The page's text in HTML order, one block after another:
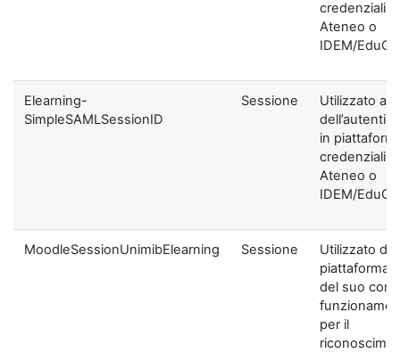
credenziali di
Ateneo o
IDEM/
Elearning-
SimpleSAMLSessionID
Sessione
Utilizzato ai
in
credenziali di
Ateneo o
IDEM/
MoodleSessionUnimibElearning Sessione
Utilizzato
piattaforma
del suo
per il